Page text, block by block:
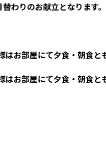
わりのお献立となります。
お部屋にて夕食・朝食と
お部屋にて夕食・朝食